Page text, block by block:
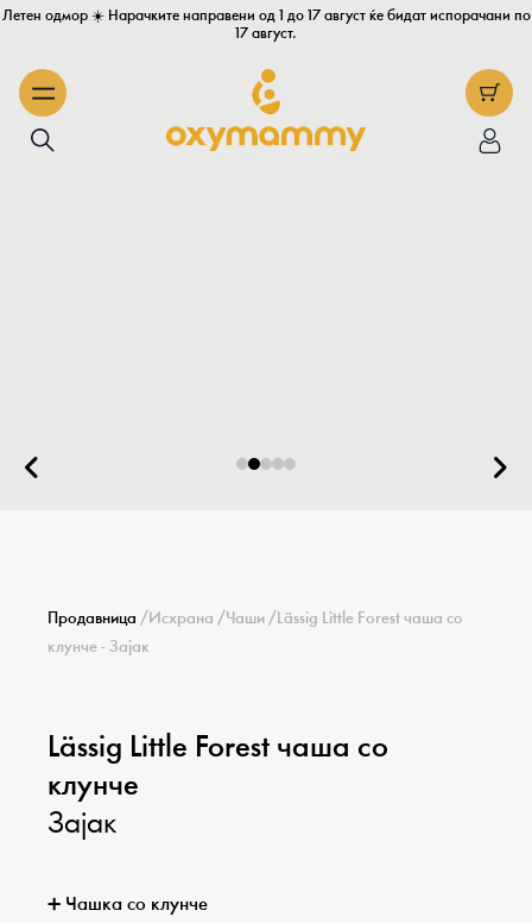
Летен одмор ☀️ Нарачките направени од 1 до 17 август ќе бидат испорачани по
17 август.
Продавница /Исхрана /Чаши /Lässig Little Forest чаша со
клунче - Зајак
Lässig Little Forest чаша со
клунче
Зајак
➕ Чашка со клунче